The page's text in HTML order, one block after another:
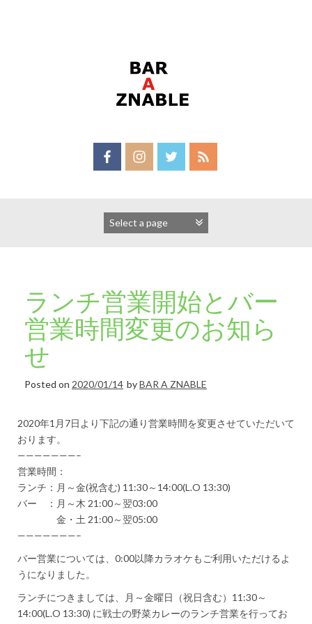
ランチ営業開始とバー
営業時間変更のお知ら
せ
Posted on 2020/01/14 byBAR A ZNABLE
2020年1月7日より下記の通り営業時間を変更させていただいて
おります。
———————–
営業時間：
ランチ：月～金(祝含む) 11:30～14:00(L.O 13:30)
バー ：月～木 21:00～翌03:00
金・土 21:00～翌05:00
———————–
バー営業については、0:00以降カラオケもご利用いただけるよ
うになりました。
ランチにつきましては、月～金曜日（祝日含む）11:30～
14:00(L.O 13:30) に戦士の野菜カレーのランチ営業を行ってお